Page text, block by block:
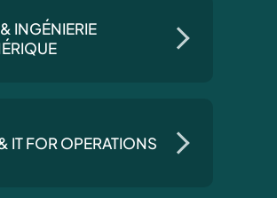
INGÉNIERIE
IT FOR OPERATIONS